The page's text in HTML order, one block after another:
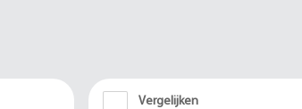
Vergelijken